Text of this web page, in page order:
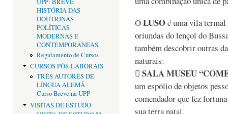
UPP: BREVE
HISTÓRIA DAS
DOUTRINAS
POLÍTICAS
MODERNAS E
CONTEMPORÂNEAS
Regulamento de Cursos
CURSOS PÓS-LABORAIS
TRÊS AUTORES DE
LÍNGUA ALEMÃ -
Curso Breve na UPP
VISITAS DE ESTUDO
OLUSOé uma vila termal
oriundas do lençol do
também descobrir outras
naturais:
 SALA MUSEU
um espólio de objetos
comendador que fez
sua terra natal.